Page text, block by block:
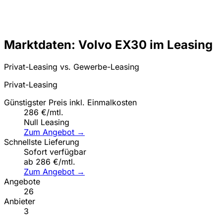
Marktdaten: Volvo EX30 im Leasing
Privat-Leasing vs. Gewerbe-Leasing
Privat-Leasing
Günstigster Preis inkl. Einmalkosten
286 €/mtl.
Null Leasing
Zum Angebot →
Schnellste Lieferung
Sofort verfügbar
ab 286 €/mtl.
Zum Angebot →
Angebote
26
Anbieter
3